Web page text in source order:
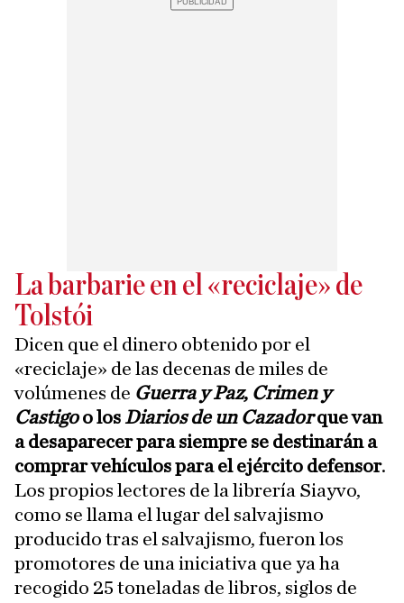
La barbarie en el «reciclaje» de
Tolstói
Dicen que el dinero obtenido por el
«reciclaje» de las decenas de miles de
volúmenes de Guerra y Paz, Crimen y
Castigoo los Diarios de un Cazadorque van
a desaparecer para siempre se destinarán a
comprar vehículos para el ejército defensor.
Los propios lectores de la librería Siayvo,
como se llama el lugar del salvajismo
producido tras el salvajismo, fueron los
promotores de una iniciativa que ya ha
recogido 25 toneladas de libros, siglos de